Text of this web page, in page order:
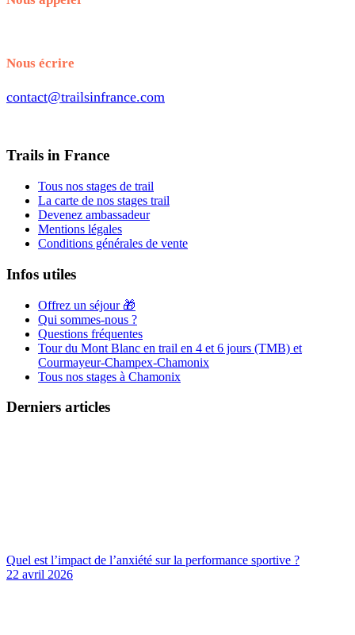
Nous écrire
contact@trailsinfrance.com
Trails in France
Tous nos stages de trail
La carte de nos stages trail
Devenez ambassadeur
Mentions légales
Conditions générales de vente
Infos utiles
Offrez un séjour 🎁
Qui sommes-nous ?
Questions fréquentes
Tour du Mont Blanc en trail en 4 et 6 jours (TMB) et
Courmayeur-Champex-Chamonix
Tous nos stages à Chamonix
Derniers articles
Quel est l’impact de l’anxiété sur la performance sportive ?
22 avril 2026